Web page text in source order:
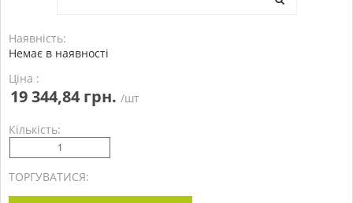
Наявність:
Немає в наявності
Ціна :
19 344,84 грн. /шт
Кількість:
ТОРГУВАТИСЯ: